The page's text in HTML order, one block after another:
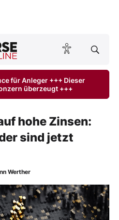
für Anleger +++ Dieser
überzeugt +++
hohe Zinsen:
sind jetzt
Werther